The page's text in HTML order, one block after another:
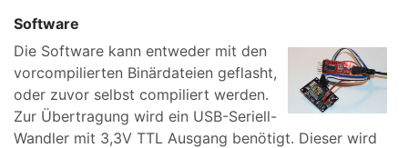
Software
Die Software kann entweder mit den
vorcompilierten Binärdateien geflasht,
oder zuvor selbst compiliert werden.
Zur Übertragung wird ein USB-Seriell-
Wandler mit 3,3V TTL Ausgang benötigt. Dieser wird